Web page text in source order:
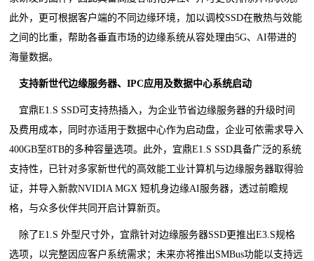
此外，更可根据客户端的不同边缘环境，加以调校SSD在散热与效能
之间的比重，帮助各垂直市场的边缘系统从容处理由5G、AI带进的
海量数据。
支持新世代边缘服务器、IPC应用及数据中心系统启动
宜鼎E1.S SSD可支持热插入，为企业节省边缘服务器的升级时间
及费用成本，同时亦适用于数据中心作为启动盘，企业可依需求导入
400GB至8TB的多种容量选项。此外，宜鼎E1.S SSD具备广泛的系统
支持性，已针对多家新世代的高效能工业计算机与边缘服务器取得验
证，并导入新款NVIDIA MGX 短机身边缘AI服务器，透过前瞻规
格，与众多伙伴共同开启计算新页。
除了E1.S 外型尺寸外，宜鼎针对边缘服务器SSD更推出E3.S规格
选项，以完整因应客户系统需求；未来亦将推出SMBus功能以支持远